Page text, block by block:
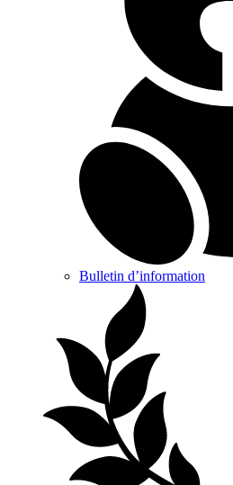
Bulletin d’information